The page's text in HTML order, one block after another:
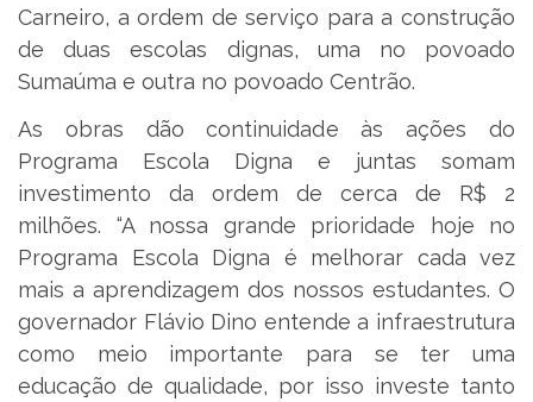
Carneiro, a ordem de serviço para a construção
de duas escolas dignas, uma no povoado
Sumaúma e outra no povoado Centrão.
As obras dão continuidade às ações do
Programa Escola Digna e juntas somam
investimento da ordem de cerca de R$ 2
milhões. “A nossa grande prioridade hoje no
Programa Escola Digna é melhorar cada vez
mais a aprendizagem dos nossos estudantes. O
governador Flávio Dino entende a infraestrutura
como meio importante para se ter uma
educação de qualidade, por isso investe tanto